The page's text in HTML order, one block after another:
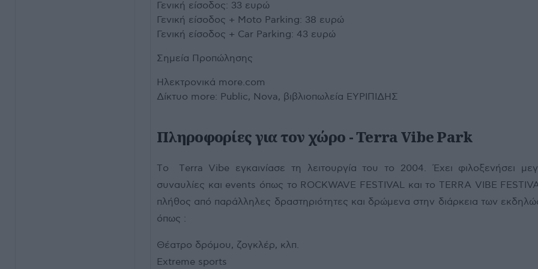
Γενική είσοδος: 33 ευρώ
Γενική είσοδος + Moto Parking: 38 ευρώ
Γενική είσοδος + Car Parking: 43 ευρώ
Σημεία Προπώλησης
Ηλεκτρονικά more.com
Δίκτυο more: Public, Nova, βιβλιοπωλεία ΕΥΡΙΠΙΔΗΣ
Πληροφορίες για τον χώρο - Terra Vibe Park
Tο Τerra Vibe εγκαινίασε τη λειτουργία του το 2004. Έχει φιλοξενήσει
συναυλίες και events όπως το ROCKWAVE FESTIVAL και το TERRA VIBE
πλήθος από παράλληλες δραστηριότητες και δρώμενα στην διάρκεια των
όπως :
Θέατρο δρόμου, ζογκλέρ, κλπ.
Extreme sports